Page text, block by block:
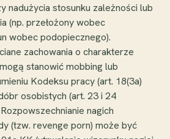
nadużycia stosunku zależności lub
(np. przełożony wobec
wobec podopiecznego).
zachowania o charakterze
stanowić mobbing lub
Kodeksu pracy (art. 18(3a)
osobistych (art. 23 i 24
nagich
(tzw. revenge porn) może być